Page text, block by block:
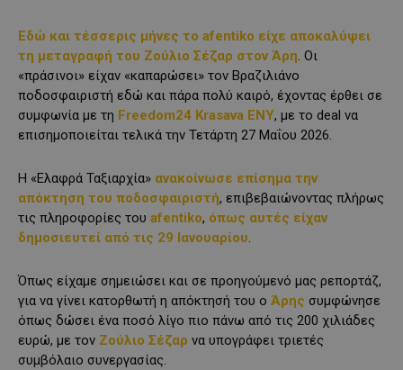
Εδώ και τέσσερις μήνες το afentiko είχε αποκαλύψει
τη μεταγραφή του Ζούλιο Σέζαρ στον Άρη. Οι
«πράσινοι» είχαν «καπαρώσει» τον Βραζιλιάνο
ποδοσφαιριστή εδώ και πάρα πολύ καιρό, έχοντας έρθει σε
συμφωνία με τη Freedom24 Krasava ENY, με το deal να
επισημοποιείται τελικά την Τετάρτη 27 Μαΐου 2026.
Η «Ελαφρά Ταξιαρχία» ανακοίνωσε επίσημα την
απόκτηση του ποδοσφαιριστή, επιβεβαιώνοντας πλήρως
τις πληροφορίες του afentiko, όπως αυτές είχαν
δημοσιευτεί από τις 29 Ιανουαρίου.
Όπως είχαμε σημειώσει και σε προηγούμενό μας ρεπορτάζ,
για να γίνει κατορθωτή η απόκτησή του ο Άρης συμφώνησε
όπως δώσει ένα ποσό λίγο πιο πάνω από τις 200 χιλιάδες
ευρώ, με τον Ζούλιο Σέζαρ να υπογράφει τριετές
συμβόλαιο συνεργασίας.